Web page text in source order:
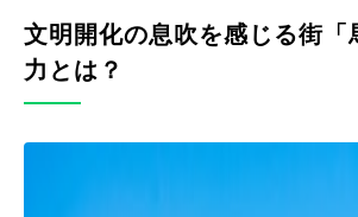
文明開化の息吹を感じる街「
力とは？